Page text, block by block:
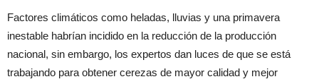
Factores climáticos como heladas, lluvias y una primavera
inestable habrían incidido en la reducción de la producción
nacional, sin embargo, los expertos dan luces de que se está
trabajando para obtener cerezas de mayor calidad y mejor